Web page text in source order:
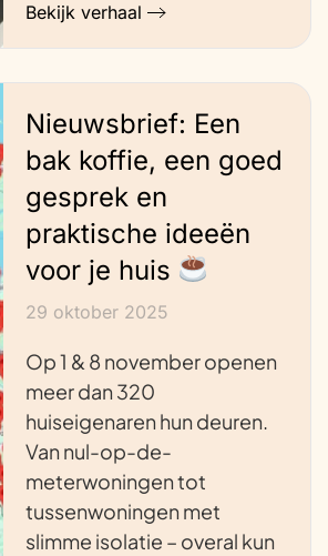
Bekijk verhaal
Nieuwsbrief: Een
bak koffie, een goed
gesprek en
praktische ideeën
voor je huis
29 oktober 2025
Op 1 & 8 november openen
meer dan 320
huiseigenaren hun deuren.
Van nul-op-de-
meterwoningen tot
tussenwoningen met
slimme isolatie – overal kun